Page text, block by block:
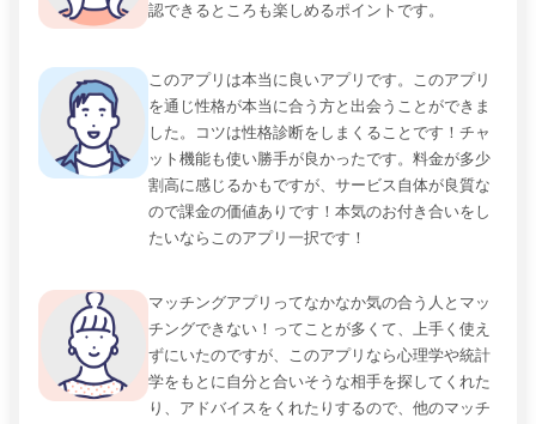
認できるところも楽しめるポイントです。
このアプリは本当に良いアプリです。このアプリ
を通じ性格が本当に合う方と出会うことができま
した。コツは性格診断をしまくることです！チャ
ット機能も使い勝手が良かったです。料金が多少
割高に感じるかもですが、サービス自体が良質な
ので課金の価値ありです！本気のお付き合いをし
たいならこのアプリ一択です！
マッチングアプリってなかなか気の合う人とマッ
チングできない！ってことが多くて、上手く使え
ずにいたのですが、このアプリなら心理学や統計
学をもとに自分と合いそうな相手を探してくれた
り、アドバイスをくれたりするので、他のマッチ